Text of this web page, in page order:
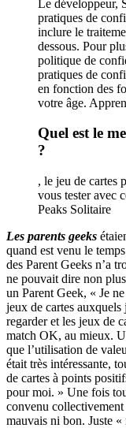
Le développeur,
pratiques de
inclure le
dessous. Pour
politique de
pratiques de
en fonction des
votre âge.
Quel est le
?
, le jeu de cartes
vous tester avec
Peaks Solitaire
Les parents geeks
quand est venu le
des Parent Geeks n’a
ne pouvait dire non
un Parent Geek, « Je
jeux de cartes auxquels
regarder et les jeux de
match OK, au mieux.
que l’utilisation de
était très intéressante,
de cartes à points
pour moi. » Une fois
convenu collectivement
mauvais ni bon. Juste «